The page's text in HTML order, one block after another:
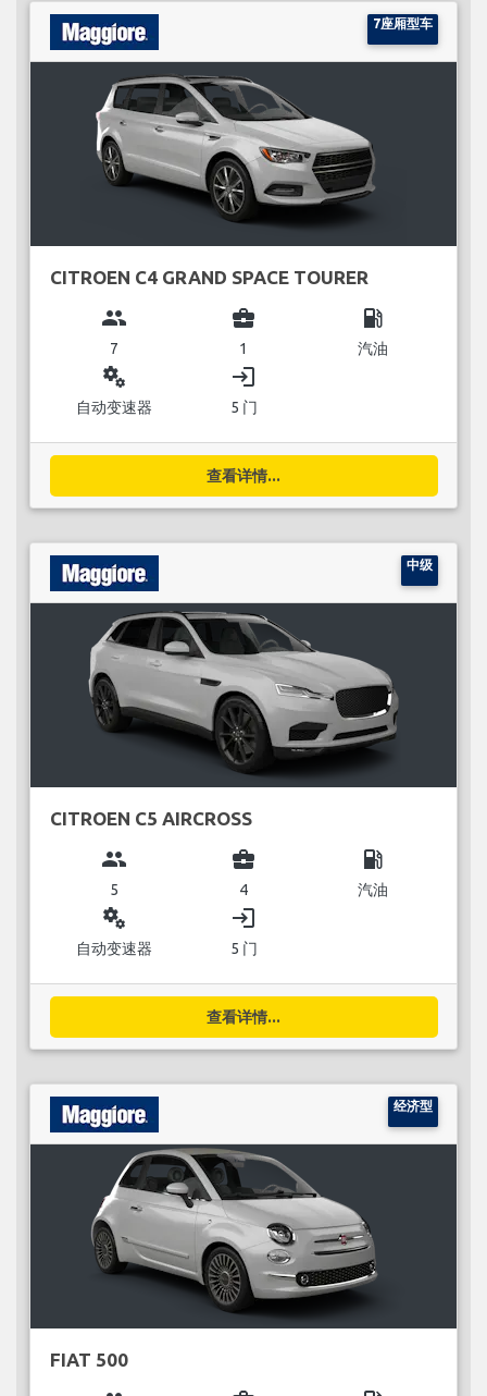
7座厢型车
CITROEN C4 GRAND SPACE TOURER
group
7
business_center
1
local_gas_station
汽油
miscellaneous_services
自动变速器
login
5 门
查看详情...
中级
CITROEN C5 AIRCROSS
group
5
business_center
4
local_gas_station
汽油
miscellaneous_services
自动变速器
login
5 门
查看详情...
经济型
FIAT 500